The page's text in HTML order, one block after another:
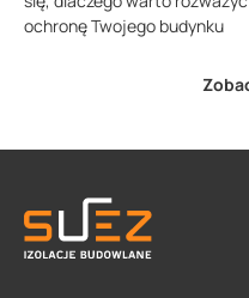
ochronę Twojego budynku